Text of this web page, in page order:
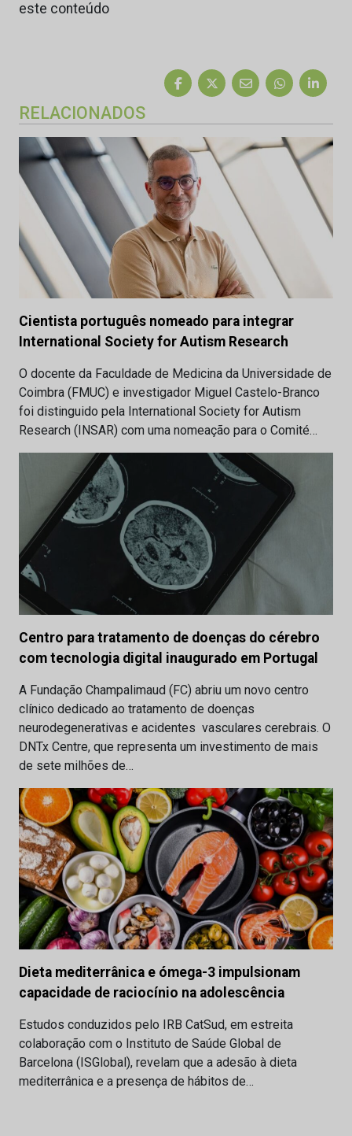
este conteúdo
RELACIONADOS
Cientista português nomeado para integrar
International Society for Autism Research
O docente da Faculdade de Medicina da Universidade de
Coimbra (FMUC) e investigador Miguel Castelo-Branco
foi distinguido pela International Society for Autism
Research (INSAR) com uma nomeação para o Comité…
Centro para tratamento de doenças do cérebro
com tecnologia digital inaugurado em Portugal
A Fundação Champalimaud (FC) abriu um novo centro
clínico dedicado ao tratamento de doenças
neurodegenerativas e acidentes vasculares cerebrais. O
DNTx Centre, que representa um investimento de mais
de sete milhões de…
Dieta mediterrânica e ómega-3 impulsionam
capacidade de raciocínio na adolescência
Estudos conduzidos pelo IRB CatSud, em estreita
colaboração com o Instituto de Saúde Global de
Barcelona (ISGlobal), revelam que a adesão à dieta
mediterrânica e a presença de hábitos de…